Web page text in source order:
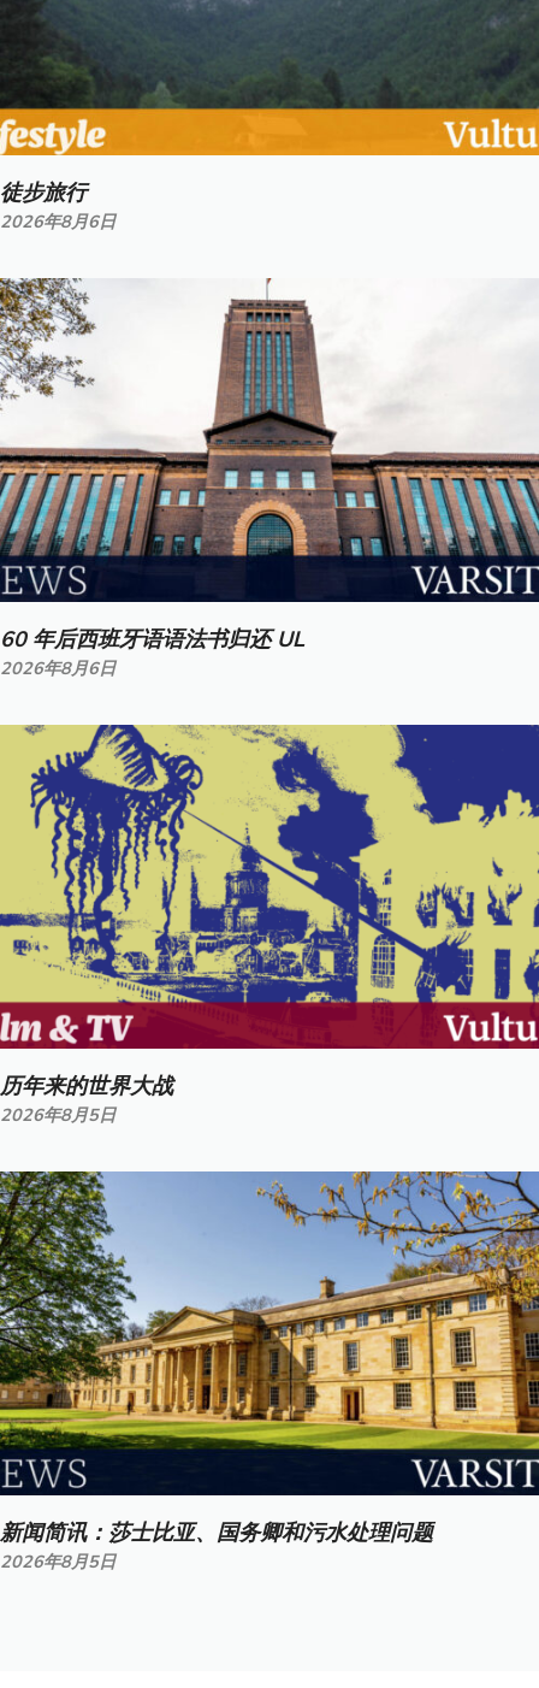
徒步旅行
2026年8月6日
60 年后西班牙语语法书归还 UL
2026年8月6日
历年来的世界大战
2026年8月5日
新闻简讯：莎士比亚、国务卿和污水处理问题
2026年8月5日